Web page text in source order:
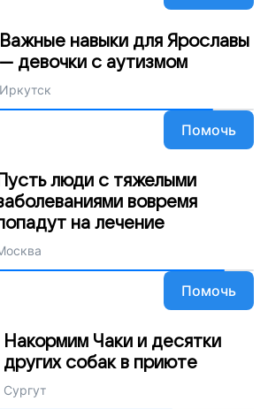
Важные навыки для Ярославы
— девочки с аутизмом
Иркутск
Помочь
Пусть люди с тяжелыми
вовремя
на лечение
Помочь
Накормим Чаки и десятки
других собак в приюте
Сургут